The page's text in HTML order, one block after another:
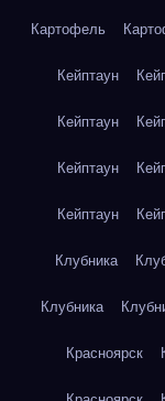
Картофель
Кейптаун
Кейптаун
Кейптаун
Кейптаун
Клубника
Клубника
Красноярск